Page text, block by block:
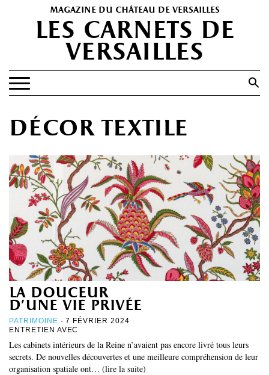
magazine du château de versailles
les carnets de
versailles
Search Button
PATRIMOINE
SPECTACLES
PORTFOLIOS
HISTOIRE(S)
LES +
ABONNEMENT GRATUIT AU MAGAZINE
décor textile
la douceur
d’une vie privée
PATRIMOINE - 7 FÉVRIER 2024
ENTRETIEN AVEC
Les cabinets intérieurs de la Reine n’avaient pas encore livré tous leurs
secrets. De nouvelles découvertes et une meilleure compréhension de leur
organisation spatiale ont… (lire la suite)